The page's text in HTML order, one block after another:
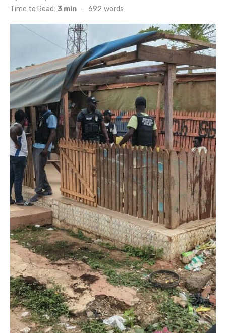
Time to Read: 3 min - 692 words